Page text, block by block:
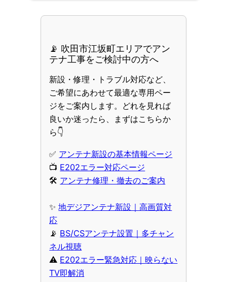
📡 吹田市江坂町エリアでアン
テナ工事をご検討中の方へ
新設・修理・トラブル対応など、
ご希望にあわせて最適な専用ペー
ジをご案内します。どれを見れば
良いか迷ったら、まずはこちらか
ら👇
✅ アンテナ新設の基本情報ページ
📺 E202エラー対応ページ
🛠 アンテナ修理・撤去のご案内
✨地デジアンテナ新設｜高画質対
応
📡 BS/CSアンテナ設置｜多チャン
ネル視聴
⚠️ E202エラー緊急対応｜映らない
TV即解消